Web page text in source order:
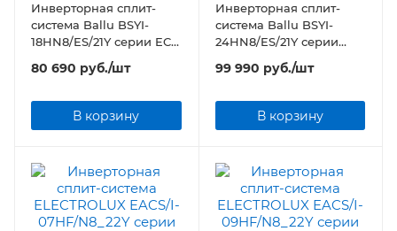
Инверторная сплит-
система Ballu BSYI-
18HN8/ES/21Y серии ECO
80 690 руб./шт
В корзину
Инверторная сплит-
система Ballu BSYI-
24HN8/ES/21Y серии
99 990 руб./шт
В корзину